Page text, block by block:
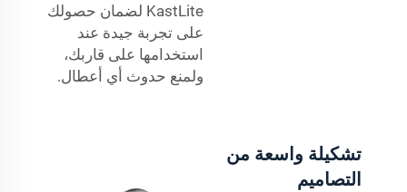
KastLite لضمان حصولك
على تجربة جيدة عند
استخدامها على قاربك،
ولمنع حدوث أي أعطال.
تشكيلة واسعة من
التصاميم